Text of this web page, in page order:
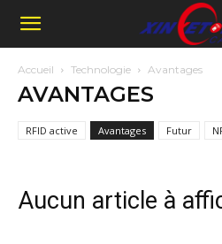
Accueil Technologie Avantages
AVANTAGES
RFID active Avantages Futur
Aucun article à